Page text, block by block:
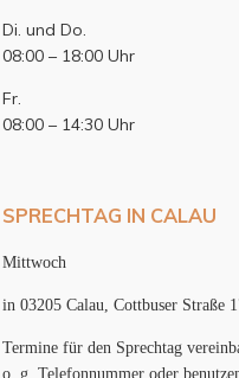
Di. und Do.
08:00 – 18:00 Uhr
Fr.
08:00 – 14:30 Uhr
SPRECHTAG IN CALAU
Mittwoch
in 03205 Calau, Cottbuser Straße
Termine für den Sprechtag
o. g. Telefonnummer oder